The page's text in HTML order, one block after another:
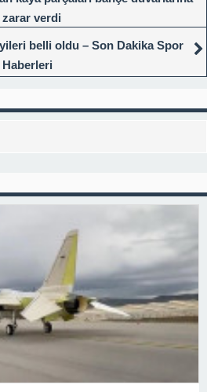
zarar verdi
belli oldu – Son Dakika Spor
Haberleri